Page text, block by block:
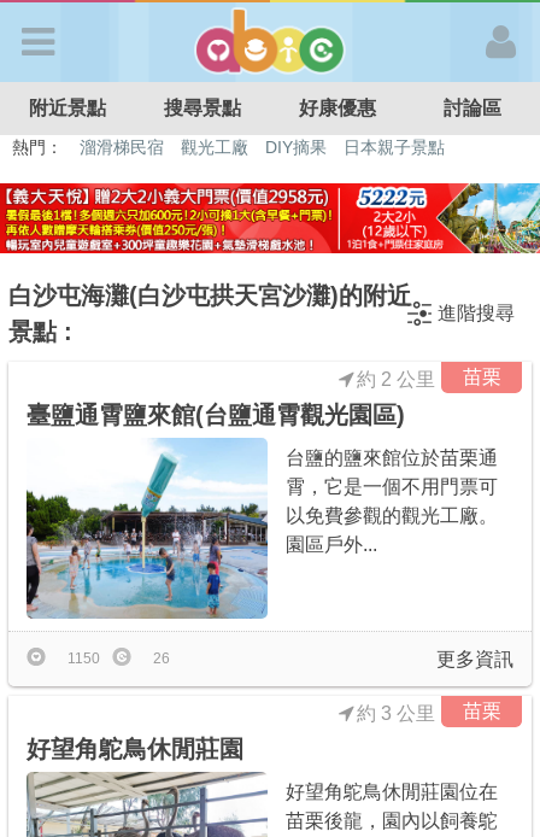
APP登入
首 頁
最新消息
最新留言
商家合作
推薦景點
討論區
聯絡我們
附近景點 搜尋景點 好康優惠 討論區
熱門： 溜滑梯民宿 觀光工廠 DIY摘果
日本親子景點
白沙屯海灘(白沙屯拱天宮沙灘)的附近
景點 :
進階搜尋
苗栗
約 2 公里
臺鹽通霄鹽來館(台鹽通霄觀光園區)
台鹽的鹽來館位於苗栗通
霄，它是一個不用門票可
以免費參觀的觀光工廠。
園區戶外...
更多資訊
1150 26
苗栗
約 3 公里
好望角鴕鳥休閒莊園
好望角鴕鳥休閒莊園位在
苗栗後龍，園內以飼養鴕